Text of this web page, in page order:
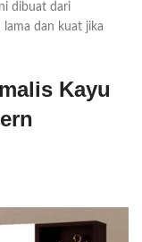
dibuat dari
dan kuat jika
Kayu